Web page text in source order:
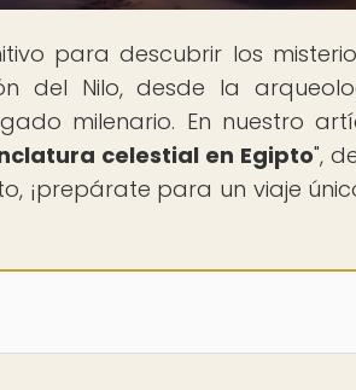
para descubrir los
del Nilo, desde la
milenario. En nuestro
celestial en Egipto",
¡prepárate para un viaje